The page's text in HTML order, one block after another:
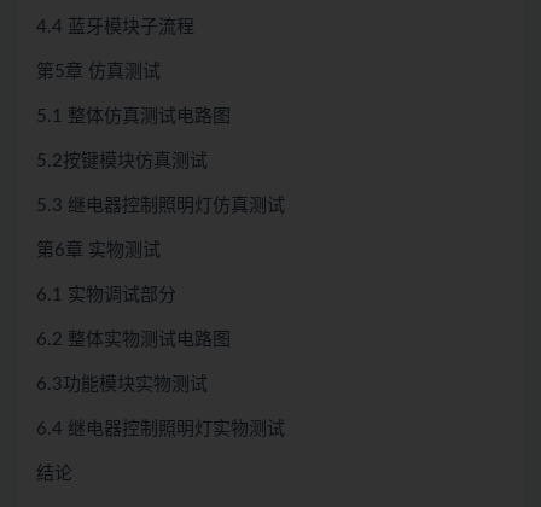
4.4 蓝牙模块子流程
第5章 仿真测试
5.1 整体仿真测试电路图
5.2按键模块仿真测试
5.3 继电器控制照明灯仿真测试
第6章 实物测试
6.1 实物调试部分
6.2 整体实物测试电路图
6.3功能模块实物测试
6.4 继电器控制照明灯实物测试
结论